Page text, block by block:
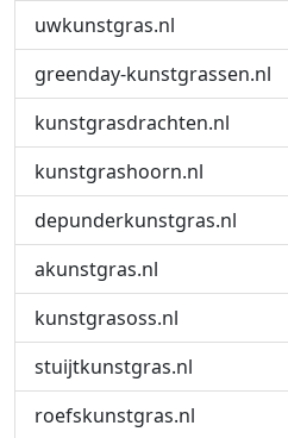
uwkunstgras.nl
greenday-kunstgrassen.nl
kunstgrasdrachten.nl
kunstgrashoorn.nl
depunderkunstgras.nl
akunstgras.nl
kunstgrasoss.nl
stuijtkunstgras.nl
roefskunstgras.nl